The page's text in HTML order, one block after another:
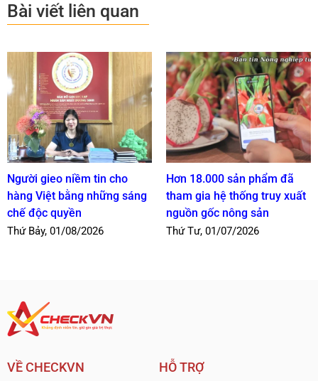
Bài viết liên quan
Người gieo niềm tin cho
hàng Việt bằng những sáng
chế độc quyền
Thứ Bảy, 01/08/2026
Hơn 18.000 sản phẩm đã
tham gia hệ thống truy xuất
nguồn gốc nông sản
Thứ Tư, 01/07/2026
VỀ CHECKVN HỖ TRỢ